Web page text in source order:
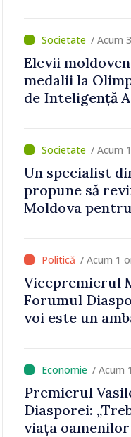
dăm o șansă
dezvolte”
/ Acum
Elevii
medalii la
de Inteligență
/ Acum
Un specialist
propune să
Moldova
/ Acum 1
Vicepremierul
Forumul
voi este un
/ Acum
Premierul
Diasporei:
viața